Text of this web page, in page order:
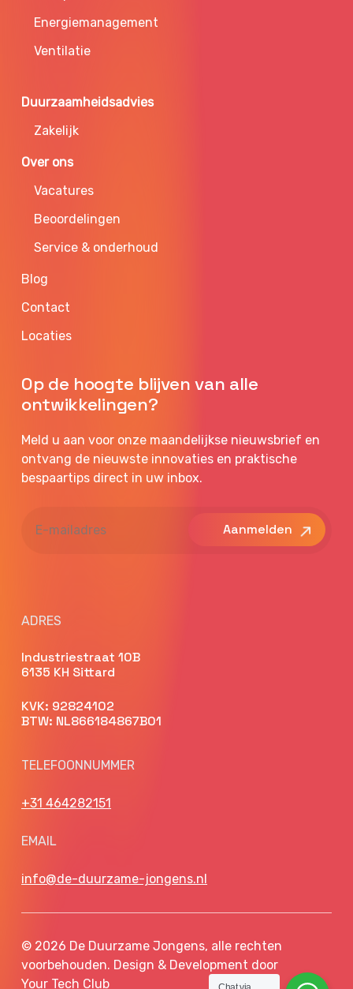
Energiemanagement
Ventilatie
Duurzaamheidsadvies
Zakelijk
Over ons
Vacatures
Beoordelingen
Service & onderhoud
Blog
Contact
Locaties
Op de hoogte blijven van alle
ontwikkelingen?
Meld u aan voor onze maandelijkse nieuwsbrief en
ontvang de nieuwste innovaties en praktische
bespaartips direct in uw inbox.
mailadres
ADRES
Industriestraat 10B
6135 KH Sittard
KVK: 92824102
BTW: NL866184867B01
TELEFOONNUMMER
+31 464282151
EMAIL
info@de-duurzame-jongens.nl
© 2026 De Duurzame Jongens, alle rechten
voorbehouden. Design & Development door
Your Tech Club